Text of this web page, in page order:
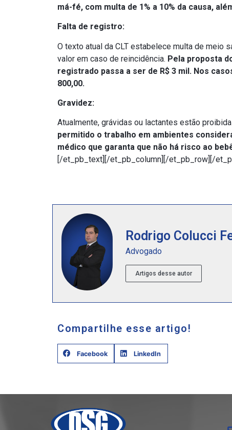
má-fé, com multa de 1% a 10% da causa,
Falta de registro:
O texto atual da CLT estabelece multa de meio
valor em caso de reincidência. Pela proposta
registrado passa a ser de R$ 3 mil. Nos
800,00.
Gravidez:
Atualmente, grávidas ou lactantes estão
permitido o trabalho em ambientes
médico que garanta que não há risco ao
[/et_pb_text][/et_pb_column][/et_pb_row][/
Rodrigo Colucci
Advogado
Artigos desse autor
Compartilhe esse artigo!
Facebook LinkedIn